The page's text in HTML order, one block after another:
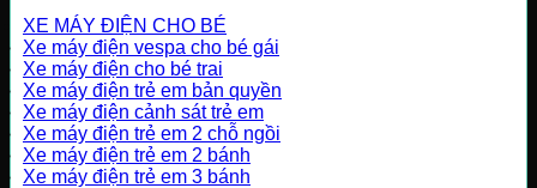
XE MÁY ĐIỆN CHO BÉ
Xe máy điện vespa cho bé gái
Xe máy điện cho bé trai
Xe máy điện trẻ em bản quyền
Xe máy điện cảnh sát trẻ em
Xe máy điện trẻ em 2 chỗ ngồi
Xe máy điện trẻ em 2 bánh
Xe máy điện trẻ em 3 bánh